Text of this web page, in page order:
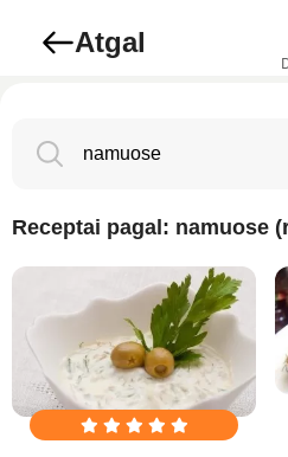
Atgal
Receptai pagal: namuose